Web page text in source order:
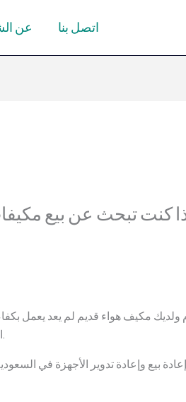
عن اتصل بنا
كنت تبحث عن بيع
مكيف هواء قديم لم يعد يعمل
الدمام والحصول على مال سريع. هذه الأسواق ليست مربحة فقط، بل هي صديقة للبيئة أيضًا.